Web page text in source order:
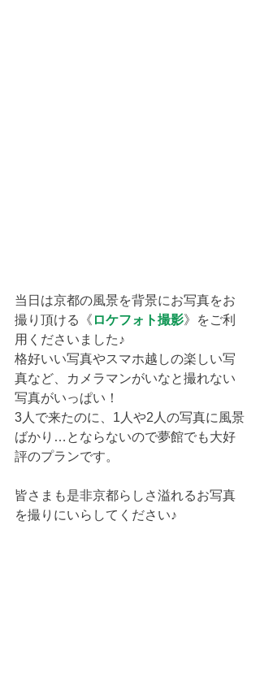
当日は京都の風景を背景にお写真をお
撮り頂ける《 ロケフォト撮影》をご利
用くださいました♪
格好いい写真やスマホ越しの楽しい写
真など、カメラマンがいなと撮れない
写真がいっぱい！
3人で来たのに、1人や2人の写真に風景
ばかり…とならないので夢館でも大好
評のプランです。
皆さまも是非京都らしさ溢れるお写真
を撮りにいらしてください♪